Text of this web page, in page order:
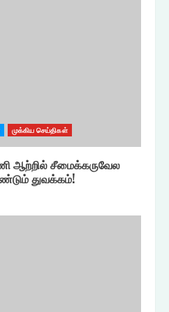
முக்கிய செய்திகள்
ஆற்றில் சீமைக்கருவேல
துவக்கம்!